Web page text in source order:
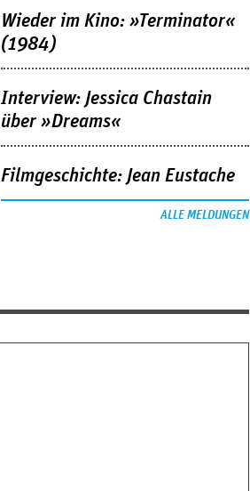
Wieder im Kino: »Terminator«
(1984)
Interview: Jessica Chastain
über »Dreams«
Filmgeschichte: Jean Eustache
ALLE MELDUNGEN